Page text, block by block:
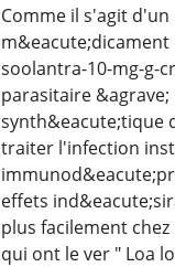
Comme il s'agit
soolantra-10-mg-g-
parasitaire
synth&eacute;tique
traiter l'infection
effets
plus facilement
qui ont le ver " Loa